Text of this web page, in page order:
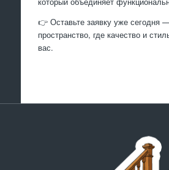
👉 Оставьте заявку уже сегодня
пространство, где качество и
вас.